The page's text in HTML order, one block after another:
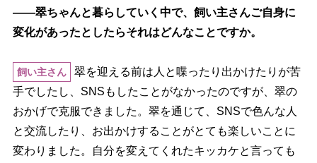
――翠ちゃんと暮らしていく中で、飼い主さんご自身に
変化があったとしたらそれはどんなことですか。
飼い主さん
翠を迎える前は人と喋ったり出かけたりが苦
手でしたし、SNSもしたことがなかったのですが、翠の
おかげで克服できました。翠を通じて、SNSで色んな人
と交流したり、お出かけすることがとても楽しいことに
変わりました。自分を変えてくれたキッカケと言っても